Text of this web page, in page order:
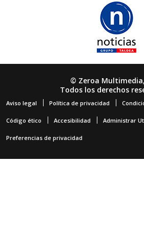
© Zeroa Multimedia,
Todos los derechos
Aviso legal Política de privacidad
Código ético Accesibilidad Administrar
Preferencias de privacidad